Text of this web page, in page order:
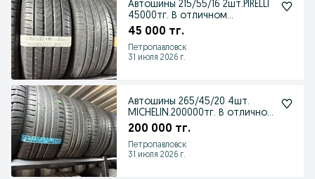
Автошины 215/55/16 2шт.PIRELLI
45000тг. В отличном
состоянии.
45 000 тг.
Петропавловск
31 июля 2026 г.
Автошины 265/45/20 4шт.
MICHELIN.200000тг. В отличном
состоянии
200 000 тг.
Петропавловск
31 июля 2026 г.